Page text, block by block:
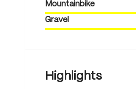
Mountainbike
Gravel
Highlights